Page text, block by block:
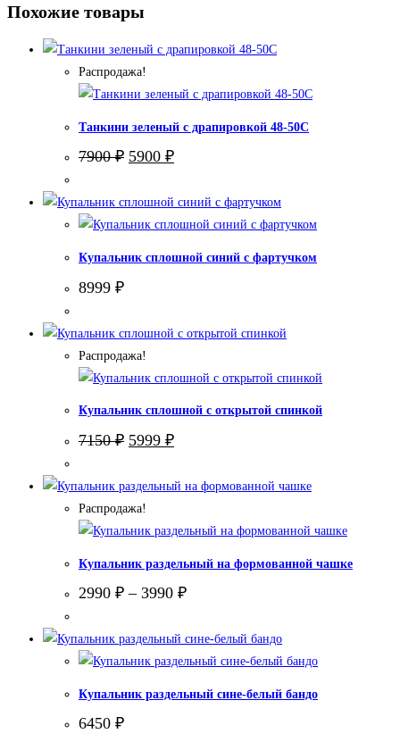
Похожие товары
Распродажа!
Танкини зеленый с драпировкой 48-50С
7900₽ Первоначальная
7900 ₽.
5900 ₽Текущая
Купальник сплошной синий с фартучком
8999 ₽
Распродажа!
Купальник сплошной с открытой спинкой
7150₽ Первоначальная
цена
7150 ₽.
5999 ₽Текущая
цена:
Распродажа!
Купальник раздельный на формованной чашке
2990 ₽ – 3990 ₽
Купальник раздельный сине-белый бандо
6450 ₽